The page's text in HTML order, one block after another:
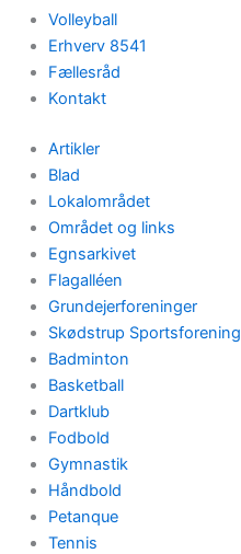
Volleyball
Erhverv 8541
Fællesråd
Kontakt
Artikler
Blad
Lokalområdet
Området og links
Egnsarkivet
Flagalléen
Grundejerforeninger
Skødstrup Sportsforening
Badminton
Basketball
Dartklub
Fodbold
Gymnastik
Håndbold
Petanque
Tennis